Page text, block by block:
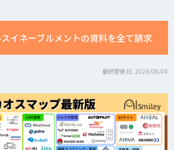
イネーブルメントの資料を全て請求
最終更新日: 2026/08/04